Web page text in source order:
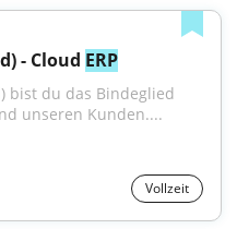
- Cloud ERP
bist du das Bindeglied
unseren Kunden....
Vollzeit